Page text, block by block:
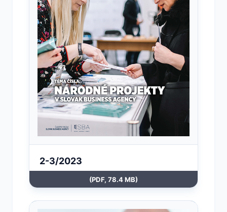
2-3/2023
(PDF, 78.4 MB)